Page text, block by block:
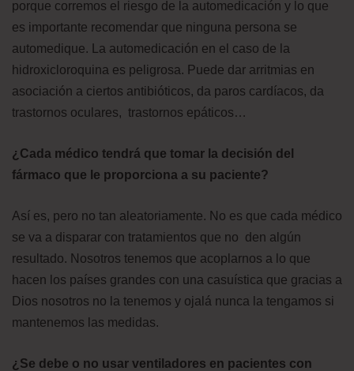
porque corremos el riesgo de la automedicación y lo que
es importante recomendar que ninguna persona se
automedique. La automedicación en el caso de la
hidroxicloroquina es peligrosa. Puede dar arritmias en
asociación a ciertos antibióticos, da paros cardíacos, da
trastornos oculares, trastornos epáticos…
¿Cada médico tendrá que tomar la decisión del
fármaco que le proporciona a su paciente?
Así es, pero no tan aleatoriamente. No es que cada médico
se va a disparar con tratamientos que no den algún
resultado. Nosotros tenemos que acoplarnos a lo que
hacen los países grandes con una casuística que gracias a
Dios nosotros no la tenemos y ojalá nunca la tengamos si
mantenemos las medidas.
¿Se debe o no usar ventiladores en pacientes con